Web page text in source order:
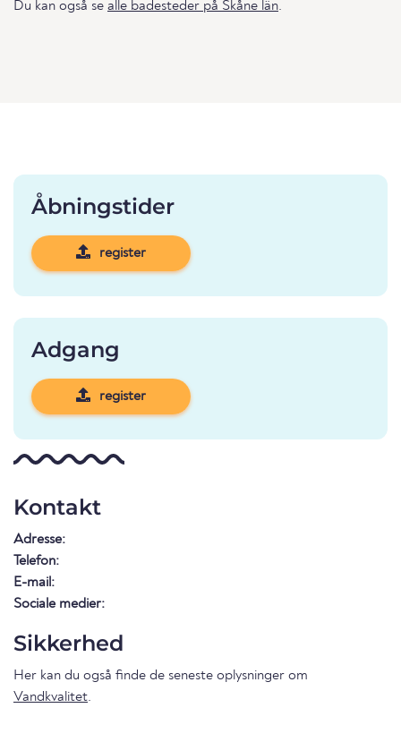
Du kan også se alle badesteder på Skåne län.
Åbningstider
register
Adgang
register
Kontakt
Adresse:
Telefon:
E-mail:
Sociale medier:
Sikkerhed
Her kan du også finde de seneste oplysninger om
Vandkvalitet.